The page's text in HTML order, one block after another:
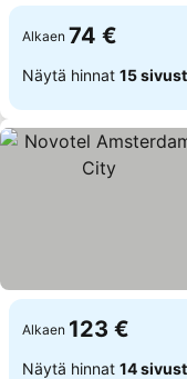
Alkaen 74 €
Näytä hinnat 15
Alkaen 123 €
Näytä hinnat 14